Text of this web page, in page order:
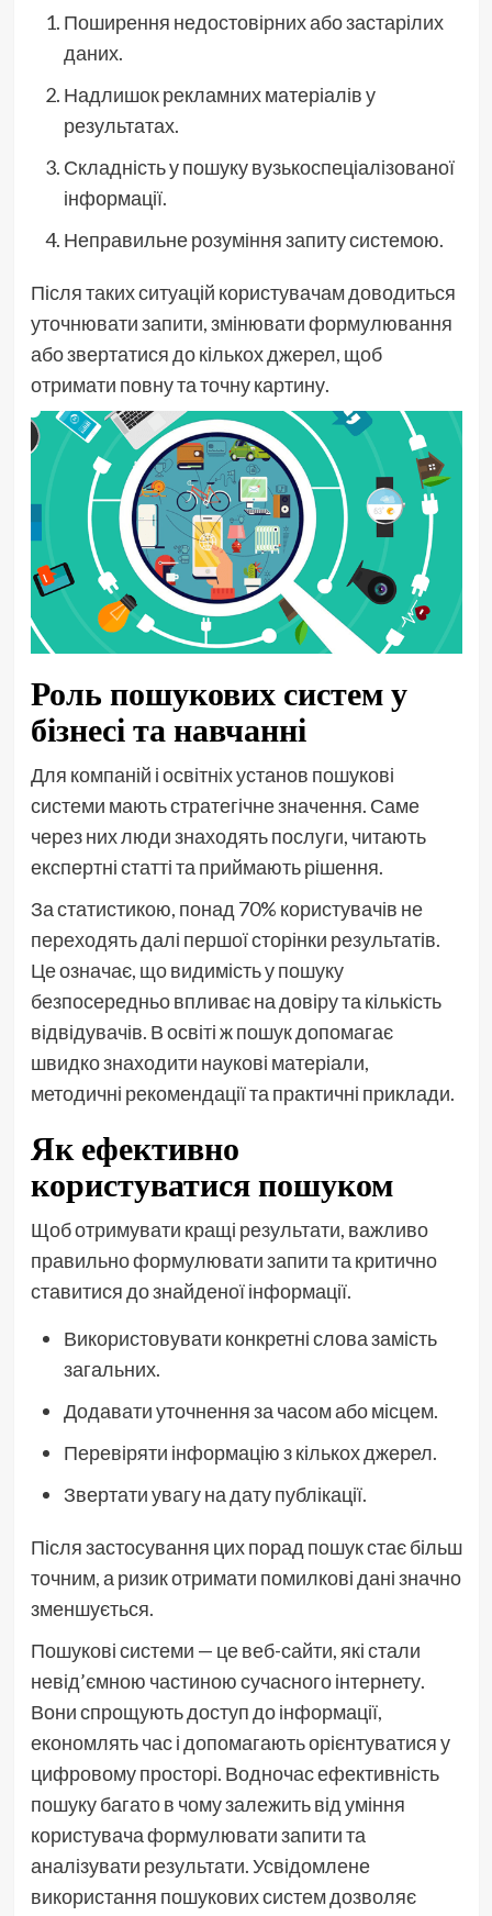
Поширення недостовірних або застарілих
даних.
Надлишок рекламних матеріалів у
результатах.
Складність у пошуку вузькоспеціалізованої
інформації.
Неправильне розуміння запиту системою.
Після таких ситуацій користувачам доводиться
уточнювати запити, змінювати формулювання
або звертатися до кількох джерел, щоб
отримати повну та точну картину.
Роль пошукових систем у
бізнесі та навчанні
Для компаній і освітніх установ пошукові
системи мають стратегічне значення. Саме
через них люди знаходять послуги, читають
експертні статті та приймають рішення.
За статистикою, понад 70% користувачів не
переходять далі першої сторінки результатів.
Це означає, що видимість у пошуку
безпосередньо впливає на довіру та кількість
відвідувачів. В освіті ж пошук допомагає
швидко знаходити наукові матеріали,
методичні рекомендації та практичні приклади.
Як ефективно
користуватися пошуком
Щоб отримувати кращі результати, важливо
правильно формулювати запити та критично
ставитися до знайденої інформації.
Використовувати конкретні слова замість
загальних.
Додавати уточнення за часом або місцем.
Перевіряти інформацію з кількох джерел.
Звертати увагу на дату публікації.
Після застосування цих порад пошук стає більш
точним, а ризик отримати помилкові дані значно
зменшується.
Пошукові системи — це веб-сайти, які стали
невід’ємною частиною сучасного інтернету.
Вони спрощують доступ до інформації,
економлять час і допомагають орієнтуватися у
цифровому просторі. Водночас ефективність
пошуку багато в чому залежить від уміння
користувача формулювати запити та
аналізувати результати. Усвідомлене
використання пошукових систем дозволяє